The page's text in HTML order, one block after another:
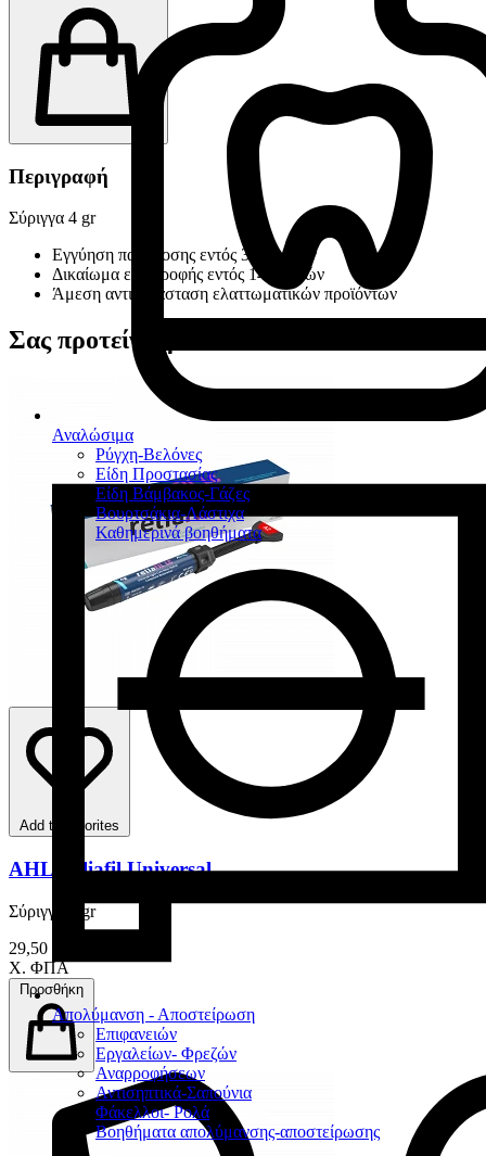
Αναλώσιμα
Ρύγχη-Βελόνες
Είδη Προστασίας
Είδη Βάμβακος-Γάζες
Βουρτσάκια-Λάστιχα
Καθημερινά βοηθήματα
Απολύμανση - Αποστείρωση
Επιφανειών
Εργαλείων- Φρεζών
Αναρροφήσεων
Αντισηπτικά-Σαπούνια
Φάκελλοι- Ρολά
Βοηθήματα απολύμανσης-αποστείρωσης
Περιγραφή
Σύριγγα 4 gr
Εγγύηση παράδοσης εντός 30 ημερών
Δικαίωμα επιστροφής εντός 14 ημερών
Άμεση αντικατάσταση ελαττωματικών προϊόντων
Σας προτείνουμε
Add to favorites
AHL Reliafil Universal
Σύριγγα 4 gr
29,50 €
Χ. ΦΠΑ
Προσθήκη